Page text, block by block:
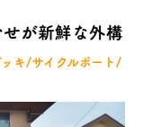
が新鮮な外構
キ/サイクルポート/